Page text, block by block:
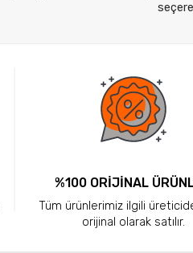
%100 ORİJİNAL
Tüm ürünlerimiz ilgili
orijinal olarak satılır.